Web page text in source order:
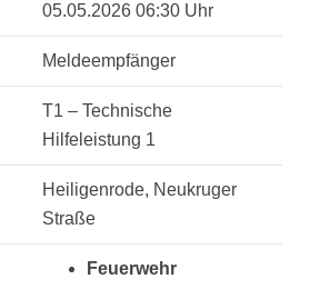
05.05.2026 06:30 Uhr
Meldeempfänger
T1 – Technische
Hilfeleistung 1
Heiligenrode, Neukruger
Straße
Feuerwehr